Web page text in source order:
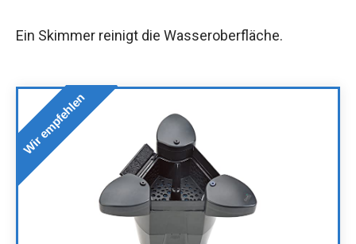
Ein Skimmer reinigt die Wasseroberfläche.
Wir empfehlen